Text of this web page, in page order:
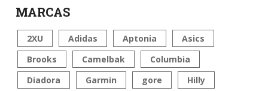
MARCAS
2XU Adidas Aptonia
Asics
Brooks
Camelbak
Columbia
Diadora
Garmin gore
Hilly